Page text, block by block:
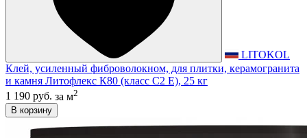
LITOKOL
Клей, усиленный фиброволокном, для плитки, керамогранита
и камня Литофлекс К80 (класс С2 E), 25 кг
1 190 руб. за м2
В корзину